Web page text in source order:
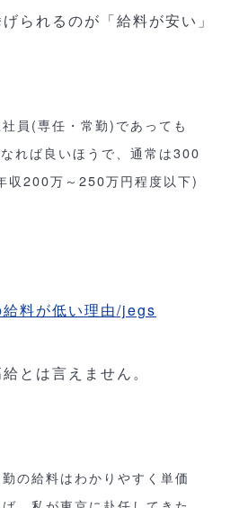
られるのが「給料が安い」
員(専任・常勤)であっても
れば良いほうで、通常は300
収200万～250万円程度以下)
給料が低い理由/jegs
とは言えません。
の給料はわかりやすく単価